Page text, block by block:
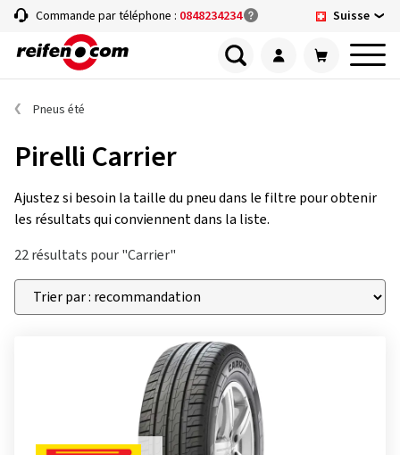
Commande par téléphone : 0848234234 Suisse
Pneus été
Pirelli Carrier
Ajustez si besoin la taille du pneu dans le filtre pour obtenir
les résultats qui conviennent dans la liste.
22 résultats pour "Carrier"